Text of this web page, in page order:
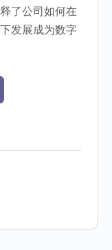
了公司如何在
发展成为数字